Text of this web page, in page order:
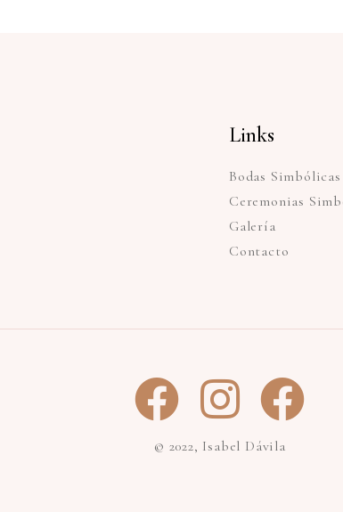
Links
Bodas Simbólicas
Ceremonias
Galería
Contacto
© 2022, Isabel Dávila